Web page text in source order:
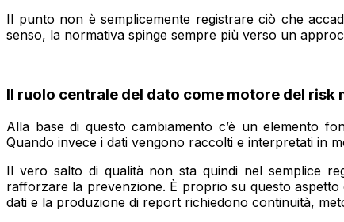
Il punto non è semplicemente registrare ciò che
senso, la normativa spinge sempre più verso un
Il ruolo centrale del dato come motore del risk
Alla base di questo cambiamento c’è un elemento
Quando invece i dati vengono raccolti e interpretati in
Il vero salto di qualità non sta quindi nel semplice
rafforzare la prevenzione. È proprio su questo aspetto
dati e la produzione di report richiedono continuità,